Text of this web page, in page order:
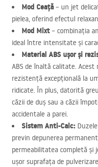
Mod Ceață – un jet
pielea, oferind efectul
Mod Mixt – combinația
ideal între intensitate și
Material ABS ușor și
ABS de înaltă calitate. Acest
rezistență excepțională la
ridicate. În plus, datorită
căzii de duș sau a căzii
accidentale a parei.
Sistem Anti-Calc:
previn depunerea
permeabilitatea completă și
ușor suprafața de